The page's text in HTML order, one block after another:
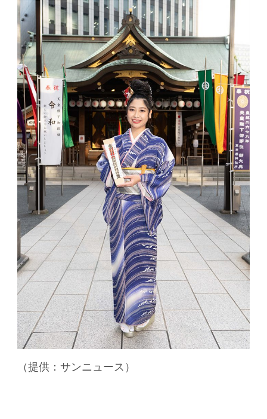
（提供：サンニュース）